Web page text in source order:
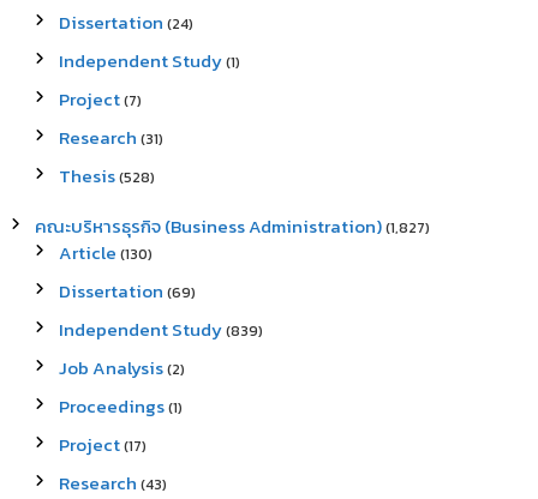
Dissertation (24)
Independent Study(1)
Project(7)
Research (31)
Thesis(528)
คณะบริหารธุรกิจ (Business Administration)(1,827)
Article (130)
Dissertation (69)
Independent Study(839)
Job Analysis(2)
Proceedings(1)
Project(17)
Research (43)